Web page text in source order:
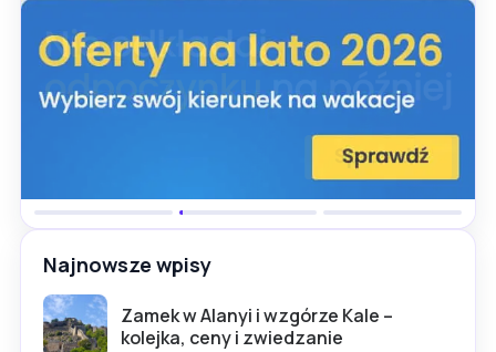
Najnowsze wpisy
Zamek w Alanyi i wzgórze Kale –
kolejka, ceny i zwiedzanie